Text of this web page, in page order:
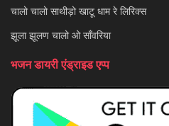
चालो चालो साथीड़ो खाटू धाम रे लिरिक्स
झूला झूलण चालो ओ साँवरिया
भजन डायरी एंड्राइड एप्प